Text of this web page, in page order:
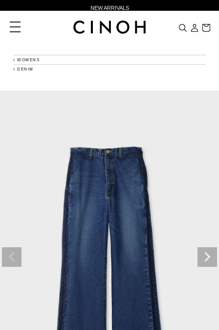
NEW ARRIVALS
新規会員登録500ポイントプレゼント
夏季休業に伴う一部業務休業のお知らせ
toggle
navigation
WOMENS
DENIM